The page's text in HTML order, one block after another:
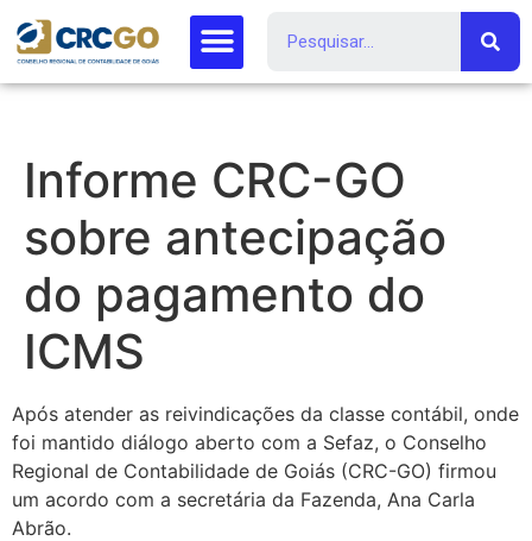
Informe CRC-GO
sobre antecipação
do pagamento do
ICMS
Após atender as reivindicações da classe contábil, onde
foi mantido diálogo aberto com a Sefaz, o Conselho
Regional de Contabilidade de Goiás (CRC-GO) firmou
um acordo com a secretária da Fazenda, Ana Carla
Abrão.